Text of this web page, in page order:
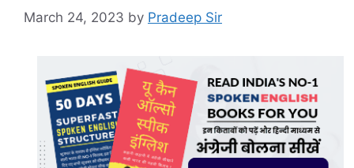
March 24, 2023 by Pradeep Sir